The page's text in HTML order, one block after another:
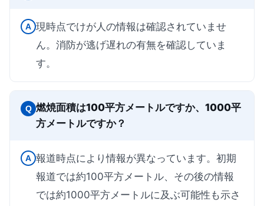
A 現時点でけが人の情報は確認されていませ
ん。消防が逃げ遅れの有無を確認していま
す。
Q 燃焼面積は100平方メートルですか、1000平
方メートルですか？
A 報道時点により情報が異なっています。初期
報道では約100平方メートル、その後の情報
では約1000平方メートルに及ぶ可能性も示さ